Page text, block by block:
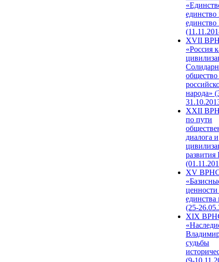
единство
единство
XVII
«Россия
народа»
XXII
по пути
диалога и
развития
XV
единства
(25-
XIX
судьбы
(9-